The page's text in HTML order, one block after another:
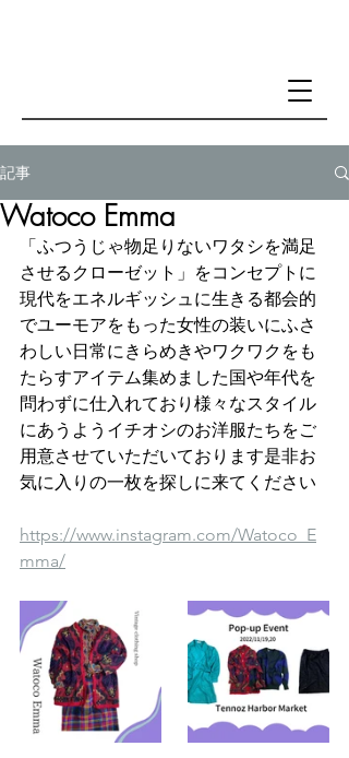
記事
Watoco Emma
「ふつうじゃ物足りないワタシを満足
させるクローゼット」をコンセプトに
現代をエネルギッシュに生きる都会的
でユーモアをもった女性の装いにふさ
わしい日常にきらめきやワクワクをも
たらすアイテム集めました国や年代を
問わずに仕入れており様々なスタイル
にあうようイチオシのお洋服たちをご
用意させていただいております是非お
気に入りの一枚を探しに来てください
https://www.instagram.com/Watoco_E
mma/